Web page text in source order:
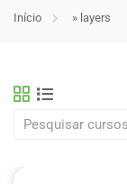
Início » layers